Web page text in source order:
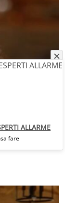
si
ALLARME
fare